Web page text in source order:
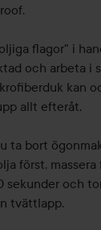
flagor" i
och arbeta i
kan
allt efteråt.
ta bort
först,
sekunder och
tvättlapp.